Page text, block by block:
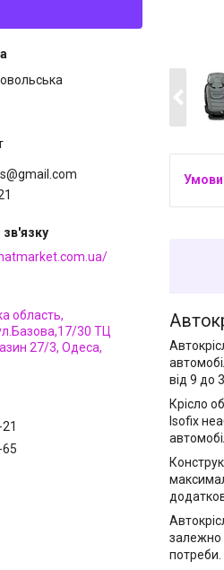
від 9 до
Крісло
Isofix
залежно
потреби.
область,
30 ТЦ
27/3, Одеса,